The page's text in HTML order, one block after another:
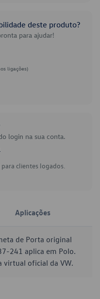
deste produto?
para ajudar!
ligações)
login na sua conta.
clientes logados.
Aplicações
de Porta original
241 aplica em Polo.
virtual oficial da VW.